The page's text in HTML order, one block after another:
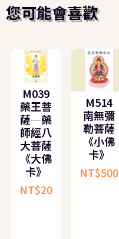
您可能會喜歡
M039
藥王菩
薩─藥
師經八
大菩薩
《大佛
卡》
NT$20
M514
南無彌
勒菩薩
《小佛
卡》
NT$500